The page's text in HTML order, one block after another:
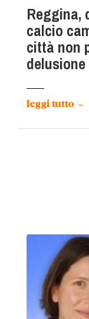
calcio
città non
delusione
leggi tutto →